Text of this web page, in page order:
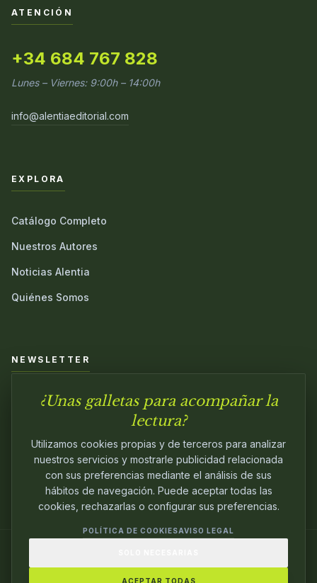
ATENCIÓN
+34 684 767 828
Lunes – Viernes: 9:00h – 14:00h
info@alentiaeditorial.com
EXPLORA
Catálogo Completo
Nuestros Autores
Noticias Alentia
Quiénes Somos
NEWSLETTER
Únete a nuestra comunidad y sé el primero en conocer las
PASIÓN.
¿Unas galletas para acompañar la
lectura?
Utilizamos cookies propias y de terceros para analizar
nuestros servicios y mostrarle publicidad relacionada
con sus preferencias mediante el análisis de sus
hábitos de navegación. Puede aceptar todas las
cookies, rechazarlas o configurar sus preferencias.
POLÍTICA DE COOKIESAVISO LEGAL
ACEPTAR TODAS